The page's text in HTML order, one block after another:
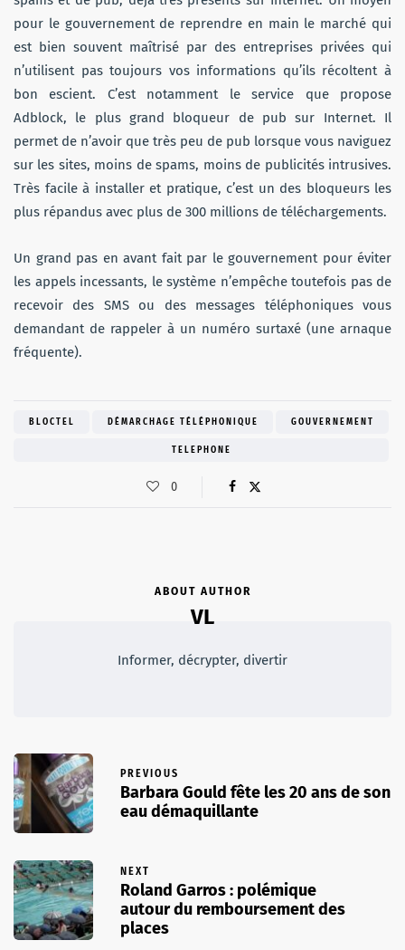
pour le gouvernement de reprendre en main le marché qui
est bien souvent maîtrisé par des entreprises privées qui
n’utilisent pas toujours vos informations qu’ils récoltent à
bon escient. C’est notamment le service que propose
Adblock, le plus grand bloqueur de pub sur Internet. Il
permet de n’avoir que très peu de pub lorsque vous naviguez
sur les sites, moins de spams, moins de publicités intrusives.
Très facile à installer et pratique, c’est un des bloqueurs les
plus répandus avec plus de 300 millions de téléchargements.
Un grand pas en avant fait par le gouvernement pour éviter
les appels incessants, le système n’empêche toutefois pas de
recevoir des SMS ou des messages téléphoniques vous
demandant de rappeler à un numéro surtaxé (une arnaque
fréquente).
BLOCTEL DÉMARCHAGE TÉLÉPHONIQUE GOUVERNEMENT
TELEPHONE
0
ABOUT AUTHOR
VL
Informer, décrypter, divertir
PREVIOUS
Barbara Gould fête les 20 ans de son
eau démaquillante
NEXT
Roland Garros : polémique
autour du remboursement des
places